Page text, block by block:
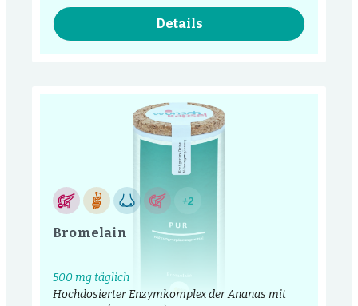
Details
+2
Bromelain
500 mg täglich
Hochdosierter Enzymkomplex der Ananas mit